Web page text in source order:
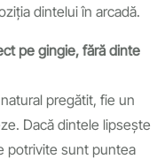
dintelui în arcadă.
pe gingie, fără dinte
pregătit, fie un
Dacă dintele lipsește
potrivite sunt puntea